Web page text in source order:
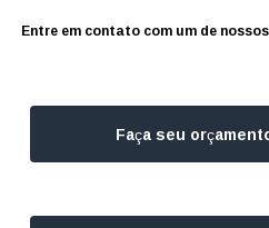
Entre em contato com um de
Faça seu